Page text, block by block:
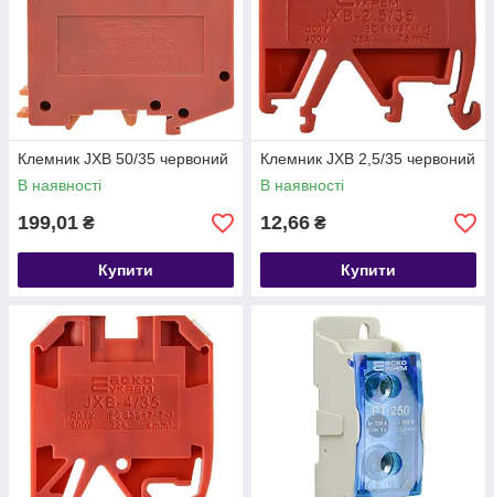
Клемник JXB 50/35 червоний
В наявності
199,01 ₴
Купити
Клемник JXB 2,5/35 червоний
В наявності
12,66 ₴
Купити